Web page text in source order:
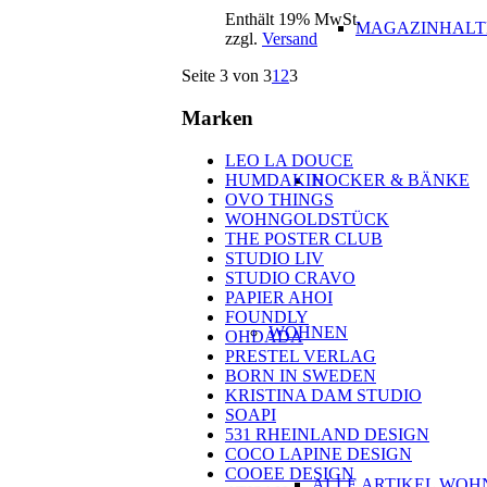
HOCKER & BÄNKE
WOHNEN
Enthält 19% MwSt.
zzgl. Versand
Seite 3 von 31 23
Marken
LEO LA DOUCE
HUMDAKIN
OVO THINGS
WOHNGOLDSTÜCK
THE POSTER CLUB
STUDIO LIV
STUDIO CRAVO
PAPIER AHOI
FOUNDLY
OHDADA
PRESTEL VERLAG
BORN IN SWEDEN
KRISTINA DAM STUDIO
SOAPI
531 RHEINLAND DESIGN
COCO LAPINE DESIGN
COOEE DESIGN